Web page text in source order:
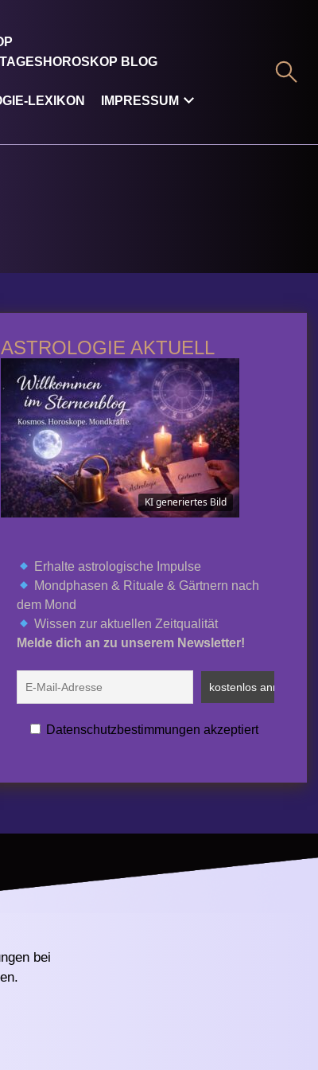
TAGESHOROSKOP BLOG
LEXIKON IMPRESSUM
ASTROLOGIE AKTUELL
KI generiertes Bild
Erhalte astrologische Impulse
Mondphasen & Rituale & Gärtnern nach
dem Mond
Wissen zur aktuellen Zeitqualität
Melde dich an zu unserem Newsletter!
Datenschutzbestimmungen akzeptiert
bei